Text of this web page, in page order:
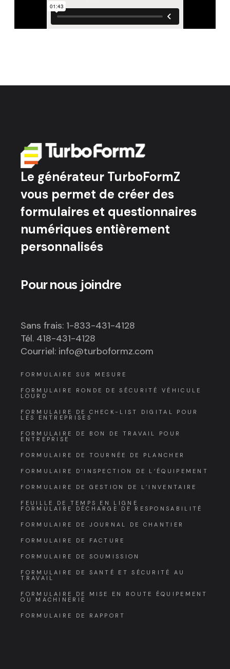
Le générateur TurboFormZ
vous permet de créer des
formulaires et questionnaires
numériques entièrement
personnalisés
Pour nous joindre
Sans frais: 1-833-431-4128
Tél. 418-431-4128
Courriel: info@turboformz.com
FORMULAIRE SUR MESURE
FORMULAIRE RONDE DE SÉCURITÉ VÉHICULE
LOURD
FORMULAIRE DE CHECK-LIST DIGITAL POUR
LES ENTREPRISES
FORMULAIRE DE BON DE TRAVAIL POUR
ENTREPRISE
FORMULAIRE DE TOURNÉE DE PLANCHER
FORMULAIRE D’INSPECTION DE L’ÉQUIPEMENT
FORMULAIRE DE GESTION DE L’INVENTAIRE
FEUILLE DE TEMPS EN LIGNE
FORMULAIRE DÉCHARGE DE RESPONSABILITÉ
FORMULAIRE DE JOURNAL DE CHANTIER
FORMULAIRE DE FACTURE
FORMULAIRE DE SOUMISSION
FORMULAIRE DE SANTÉ ET SÉCURITÉ AU
TRAVAIL
FORMULAIRE DE MISE EN ROUTE ÉQUIPEMENT
OU MACHINERIE
FORMULAIRE DE RAPPORT